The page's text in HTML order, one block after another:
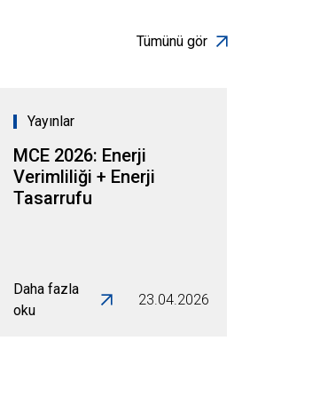
Tümünü gör
Yayınlar
MCE 2026: Enerji
Verimliliği + Enerji
Tasarrufu
Daha fazla
oku
23.04.2026